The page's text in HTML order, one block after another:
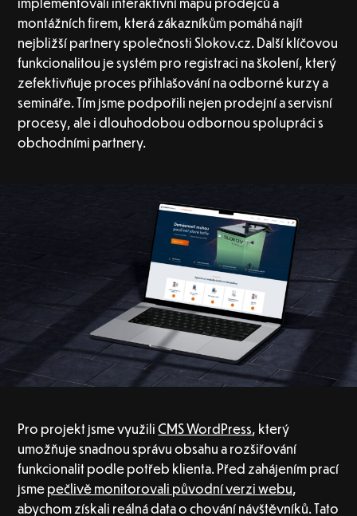
montážních firem, která zákazníkům pomáhá najít
nejbližší partnery společnosti Slokov.cz. Další klíčovou
funkcionalitou je systém pro registraci na školení, který
zefektivňuje proces přihlašování na odborné kurzy a
semináře. Tím jsme podpořili nejen prodejní a servisní
procesy, ale i dlouhodobou odbornou spolupráci s
obchodními partnery.
Pro projekt jsme využiliCMS WordPress, který
umožňuje snadnou správu obsahu a rozšiřování
funkcionalit podle potřeb klienta. Před zahájením prací
jsmepečlivě monitorovali původní verzi webu,
abychom získali reálná data o chování návštěvníků. Tato